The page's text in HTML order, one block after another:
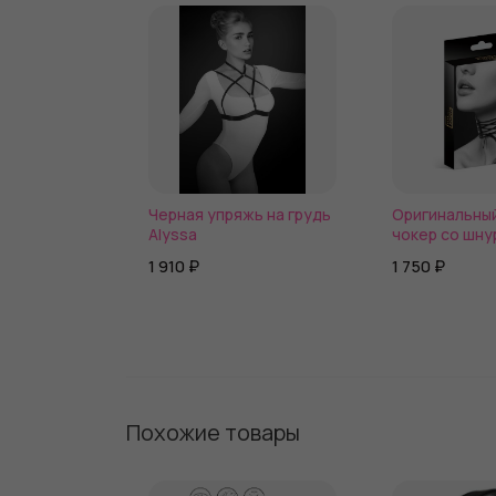
Черная упряжь на грудь
Alyssa
1 910 ₽
чокер со
1 750 ₽
Похожие товары